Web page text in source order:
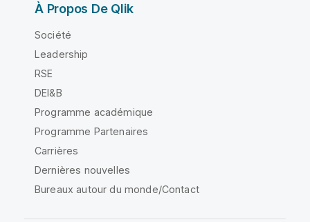
À Propos De Qlik
Société
Leadership
RSE
DEI&B
Programme académique
Programme Partenaires
Carrières
Dernières nouvelles
Bureaux autour du monde/Contact